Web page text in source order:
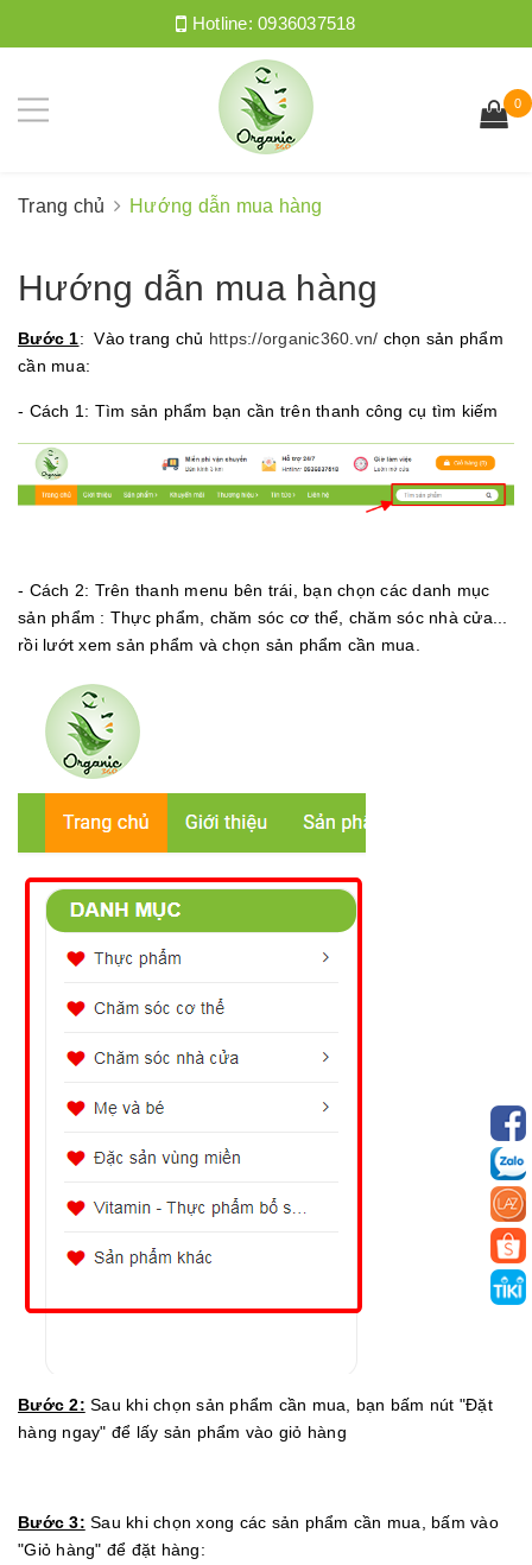
Hotline:0936037518
0
Trang chủ Hướng dẫn mua hàng
Hướng dẫn mua hàng
Bước 1: Vào trang chủ https://organic360.vn/ chọn sản phẩm
cần mua:
- Cách 1: Tìm sản phẩm bạn cần trên thanh công cụ tìm kiếm
- Cách 2: Trên thanh menu bên trái, bạn chọn các danh mục
sản phẩm : Thực phẩm, chăm sóc cơ thể, chăm sóc nhà cửa...
rồi lướt xem sản phẩm và chọn sản phẩm cần mua.
Bước 2: Sau khi chọn sản phẩm cần mua, bạn bấm nút "Đặt
hàng ngay" để lấy sản phẩm vào giỏ hàng
Bước 3: Sau khi chọn xong các sản phẩm cần mua, bấm vào
"Giỏ hàng" để đặt hàng: